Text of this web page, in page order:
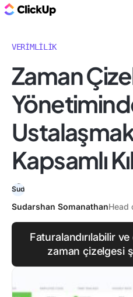
VERIMLILIK
Zaman
Kapsamlı
Sudarshan SomanathanHead
Faturalandırılabilir
zaman çizelgesi